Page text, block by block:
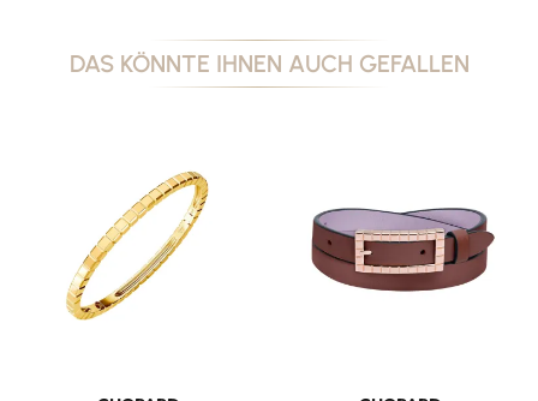
DAS KÖNNTE IHNEN AUCH GEFALLEN